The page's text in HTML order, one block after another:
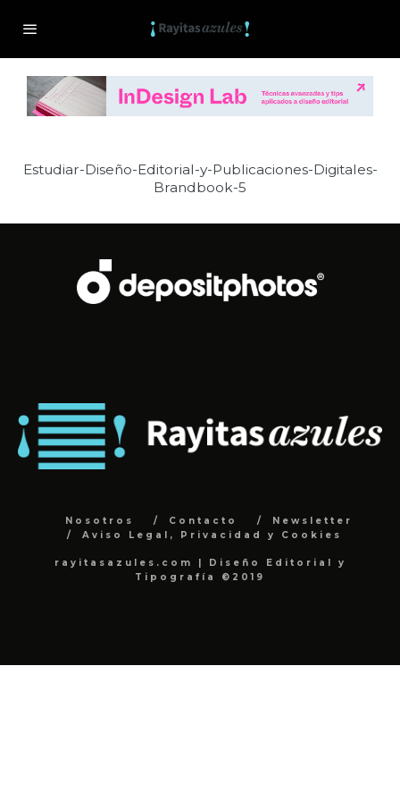
Estudiar-Diseño-Editorial-y-Publicaciones-Digitales-
Brandbook-5
Nosotros Contacto
Newsletter
Aviso Legal, Privacidad y Cookies
rayitasazules.com | Diseño Editorial y
Tipografía ©2019